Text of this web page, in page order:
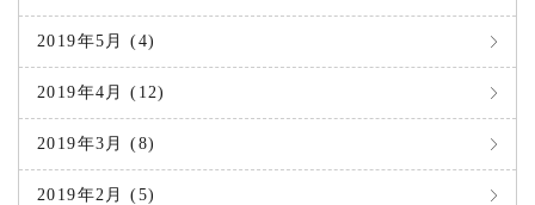
2019年5月 (4)
2019年4月 (12)
2019年3月 (8)
2019年2月 (5)